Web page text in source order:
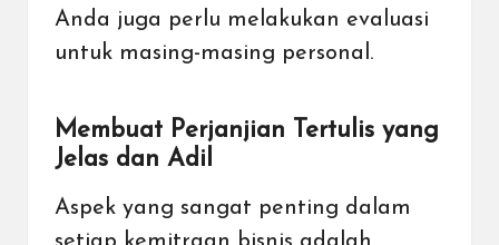
Anda juga perlu melakukan evaluasi
untuk masing-masing personal.
Membuat Perjanjian Tertulis yang
Jelas dan Adil
Aspek yang sangat penting dalam